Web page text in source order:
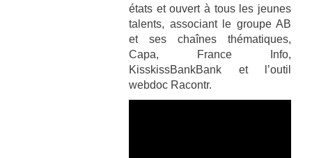
états et ouvert à tous les jeunes
talents, associant le groupe AB
et ses chaînes thématiques,
Capa, France Info,
KisskissBankBank et l’outil
webdoc Racontr.